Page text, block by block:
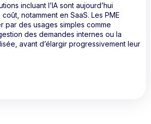
incluant l’IA sont aujourd’hui
notamment en SaaS. Les PME
par des usages simples comme
des demandes internes ou la
avant d’élargir progressivement leur